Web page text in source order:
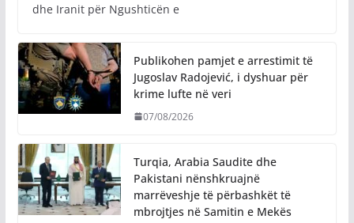
dhe Iranit për Ngushticën e
Publikohen pamjet e arrestimit të
Jugoslav Radojević, i dyshuar për
krime lufte në veri
07/08/2026
Turqia, Arabia Saudite dhe
Pakistani nënshkruajnë
marrëveshje të përbashkët të
mbrojtjes në Samitin e Mekës